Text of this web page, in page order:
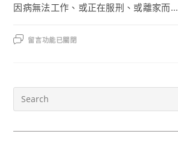
因病無法工作、或正在服刑、或離家而...
留言功能已關閉